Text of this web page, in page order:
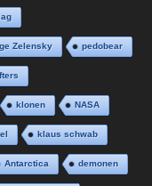
Zelensky pedobear
klonen NASA
klaus schwab
Antarctica demonen